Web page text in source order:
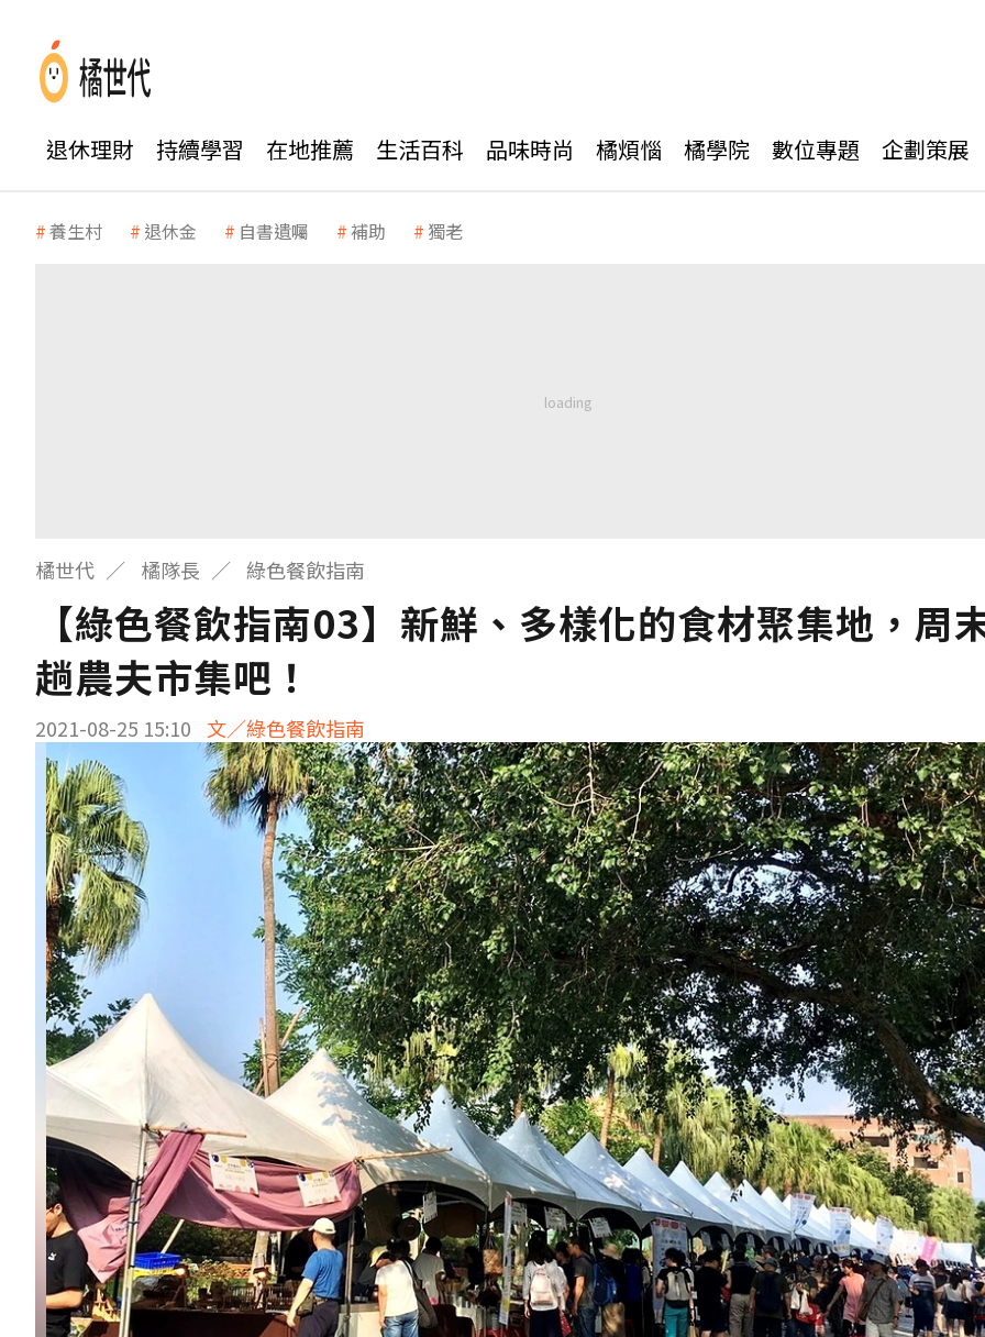
退休理財 持續學習 在地推薦 生活百科 品味時尚 橘煩惱 橘學院 數位專題 企劃策展
養生村 退休金 自書遺囑 補助 獨老
橘世代 橘隊長 綠色餐飲指南
【綠色餐飲指南03】新鮮、多樣化的食材聚集地，周
趟農夫市集吧！
2021-08-25 15:10 文／綠色餐飲指南